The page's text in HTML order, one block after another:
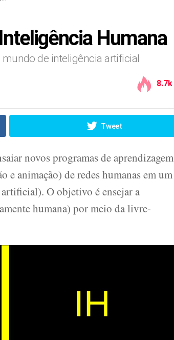
Humana
de inteligência artificial
8.7k
Tweet
novos programas de aprendizagem
e animação) de redes humanas em um
O objetivo é ensejar a
humana) por meio da livre-